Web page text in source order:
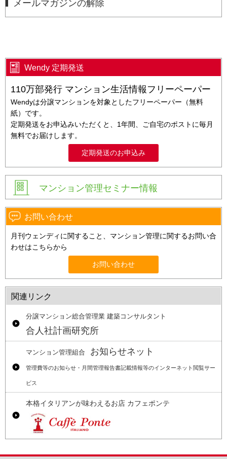
メールマガジンの解除
Wendy 定期発送
110万部発行 マンション生活情報フリーペーパー
Wendyは分譲マンションを対象としたフリーペーパー（無料
紙）です。
定期発送をお申込みいただくと、1年間、ご自宅のポストに毎月
無料でお届けします。
定期発送のお申込み
マンション管理セミナー情報
お問い合わせ
月刊ウェンディに関すること、マンション管理に関するお問い合
わせはこちらから
お問い合わせ
関連リンク
分譲マンション総合管理業 建築コンサルタント
合人社計画研究所
マンション管理組合 お知らせネット
管理費等のお知らせ・月間管理報告書記載情報等のインターネット閲覧サー
ビス
本格イタリアンが味わえるお店 カフェポンテ